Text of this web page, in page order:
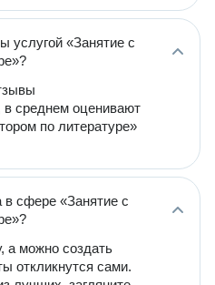
услугой «Занятие с
среднем оценивают
по литературе»
в сфере «Занятие с
а можно создать
откликнутся сами.